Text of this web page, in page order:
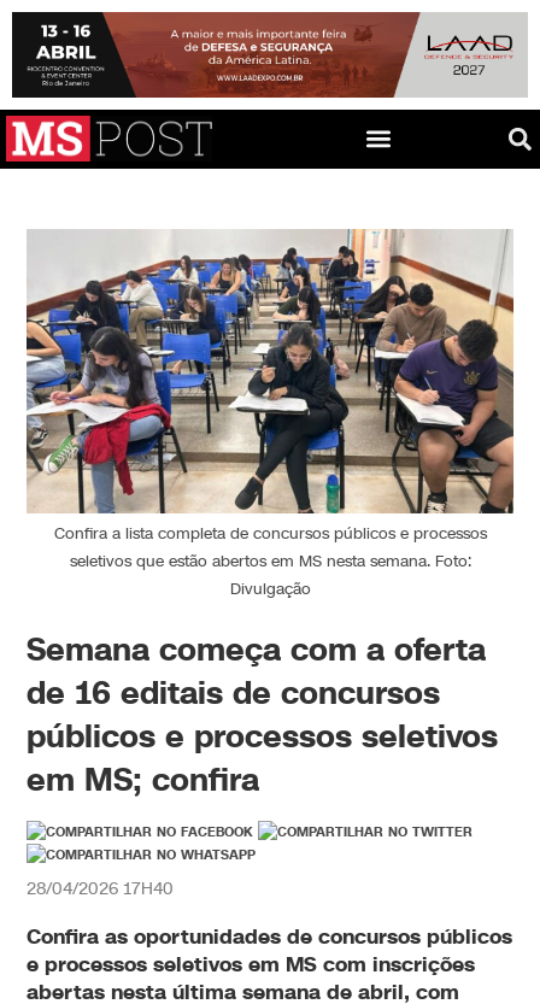
Confira a lista completa de concursos públicos e processos
seletivos que estão abertos em MS nesta semana. Foto:
Divulgação
Semana começa com a oferta
de 16 editais de concursos
públicos e processos seletivos
em MS; confira
28/04/2026 17H40
Confira as oportunidades de concursos públicos
e processos seletivos em MS com inscrições
abertas nesta última semana de abril, com